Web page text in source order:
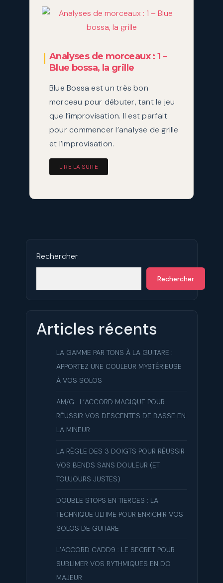
Analyses de morceaux : 1 –
Blue bossa, la grille
Blue Bossa est un très bon
morceau pour débuter, tant le jeu
que l’improvisation. Il est parfait
pour commencer l’analyse de grille
et l’improvisation.
LIRE LA SUITE
Rechercher
Rechercher
Articles récents
LA GAMME PAR TONS À LA GUITARE :
APPORTEZ UNE COULEUR MYSTÉRIEUSE
À VOS SOLOS
AM/G : L’ACCORD MAGIQUE POUR
RÉUSSIR VOS DESCENTES DE BASSE EN
LA MINEUR
LA RÈGLE DES 3 DOIGTS POUR RÉUSSIR
VOS BENDS SANS DOULEUR (ET
TOUJOURS JUSTES)
DOUBLE STOPS EN TIERCES : LA
TECHNIQUE ULTIME POUR ENRICHIR VOS
SOLOS DE GUITARE
L’ACCORD CADD9 : LE SECRET POUR
SUBLIMER VOS RYTHMIQUES EN DO
MAJEUR